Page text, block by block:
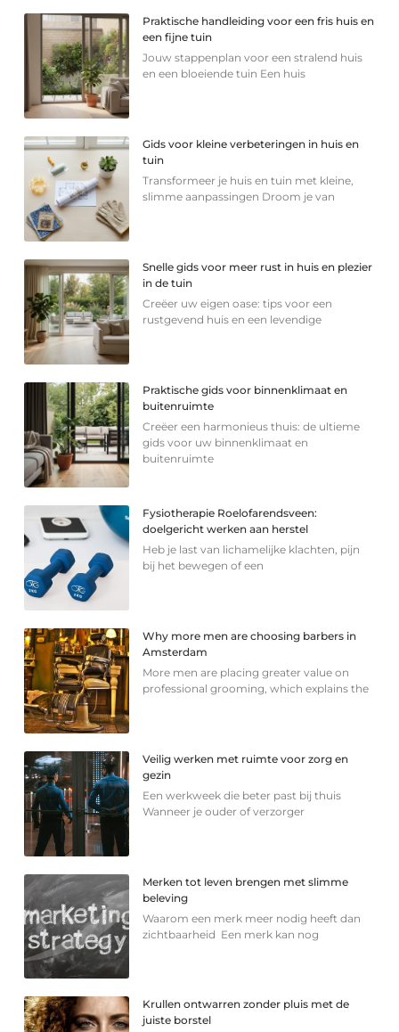
Praktische handleiding voor een fris huis en
een fijne tuin
Jouw stappenplan voor een stralend huis
en een bloeiende tuin Een huis
Gids voor kleine verbeteringen in huis en
tuin
Transformeer je huis en tuin met kleine,
slimme aanpassingen Droom je van
Snelle gids voor meer rust in huis en plezier
in de tuin
Creëer uw eigen oase: tips voor een
rustgevend huis en een levendige
Praktische gids voor binnenklimaat en
buitenruimte
Creëer een harmonieus thuis: de ultieme
gids voor uw binnenklimaat en
buitenruimte
Fysiotherapie Roelofarendsveen:
doelgericht werken aan herstel
Heb je last van lichamelijke klachten, pijn
bij het bewegen of een
Why more men are choosing barbers in
Amsterdam
More men are placing greater value on
professional grooming, which explains the
Veilig werken met ruimte voor zorg en
gezin
Een werkweek die beter past bij thuis
Wanneer je ouder of verzorger
Merken tot leven brengen met slimme
beleving
Waarom een merk meer nodig heeft dan
zichtbaarheid Een merk kan nog
Krullen ontwarren zonder pluis met de
juiste borstel